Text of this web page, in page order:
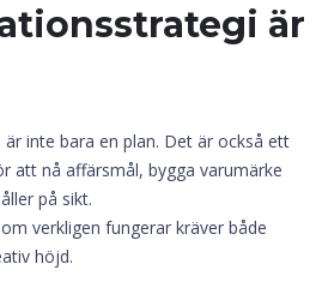
är
inte bara en plan. Det är också ett
att nå affärsmål, bygga varumärke
på sikt.
verkligen fungerar kräver både
höjd.